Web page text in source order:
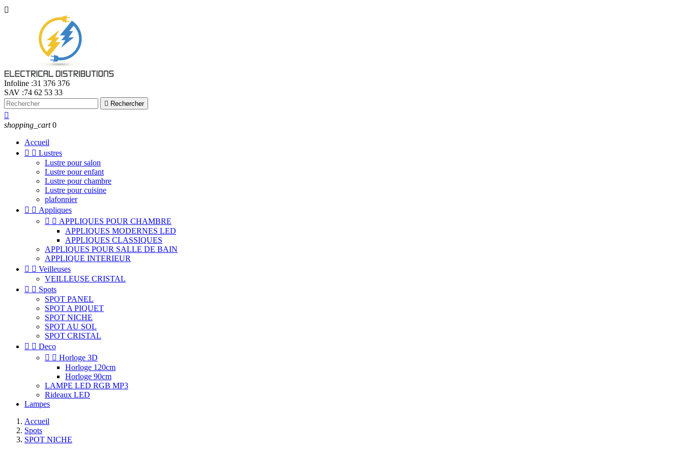

Infoline :31 376 376
SAV :74 62 53 33
 Rechercher

shopping_cart 0
Accueil
  Lustres
Lustre pour salon
Lustre pour enfant
Lustre pour chambre
Lustre pour cuisine
plafonnier
  Appliques
  APPLIQUES POUR CHAMBRE
APPLIQUES MODERNES LED
APPLIQUES CLASSIQUES
APPLIQUES POUR SALLE DE BAIN
APPLIQUE INTERIEUR
  Veilleuses
VEILLEUSE CRISTAL
  Spots
SPOT PANEL
SPOT A PIQUET
SPOT NICHE
SPOT AU SOL
SPOT CRISTAL
  Deco
  Horloge 3D
Horloge 120cm
Horloge 90cm
LAMPE LED RGB MP3
Rideaux LED
Lampes
Accueil
Spots
SPOT NICHE